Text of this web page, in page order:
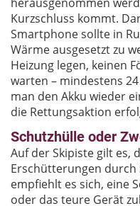
Kurzschluss kommt.
Smartphone sollte in
Wärme ausgesetzt zu
Heizung legen, keinen
warten – mindestens
man den Akku wieder
die Rettungsaktion
Schutzhülle oder
Auf der Skipiste gilt es,
Erschütterungen durch
empfiehlt es sich, eine
oder das teure Gerät